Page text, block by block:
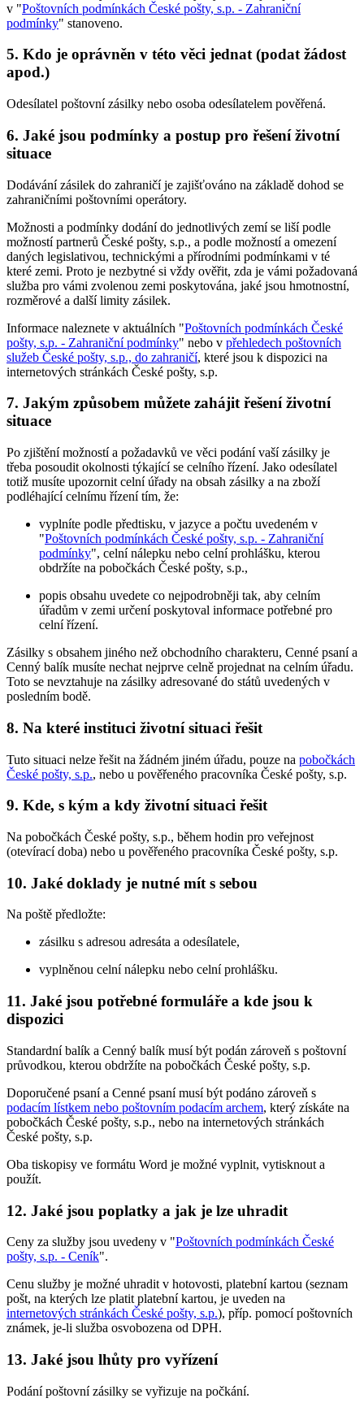
v "Poštovních podmínkách České pošty, s.p. - Zahraniční
podmínky" stanoveno.
5. Kdo je oprávněn v této věci jednat (podat žádost
apod.)
Odesílatel poštovní zásilky nebo osoba odesílatelem pověřená.
6. Jaké jsou podmínky a postup pro řešení životní
situace
Dodávání zásilek do zahraničí je zajišťováno na základě dohod se
zahraničními poštovními operátory.
Možnosti a podmínky dodání do jednotlivých zemí se liší podle
možností partnerů České pošty, s.p., a podle možností a omezení
daných legislativou, technickými a přírodními podmínkami v té
které zemi. Proto je nezbytné si vždy ověřit, zda je vámi požadovaná
služba pro vámi zvolenou zemi poskytována, jaké jsou hmotnostní,
rozměrové a další limity zásilek.
Informace naleznete v aktuálních "Poštovních podmínkách České
pošty, s.p. - Zahraniční podmínky" nebo v přehledech poštovních
služeb České pošty, s.p., do zahraničí, které jsou k dispozici na
internetových stránkách České pošty, s.p.
7. Jakým způsobem můžete zahájit řešení životní
situace
Po zjištění možností a požadavků ve věci podání vaší zásilky je
třeba posoudit okolnosti týkající se celního řízení. Jako odesílatel
totiž musíte upozornit celní úřady na obsah zásilky a na zboží
podléhající celnímu řízení tím, že:
vyplníte podle předtisku, v jazyce a počtu uvedeném v
"Poštovních podmínkách České pošty, s.p. - Zahraniční
podmínky", celní nálepku nebo celní prohlášku, kterou
obdržíte na pobočkách České pošty, s.p.,
popis obsahu uvedete co nejpodrobněji tak, aby celním
úřadům v zemi určení poskytoval informace potřebné pro
celní řízení.
Zásilky s obsahem jiného než obchodního charakteru, Cenné psaní a
Cenný balík musíte nechat nejprve celně projednat na celním úřadu.
Toto se nevztahuje na zásilky adresované do států uvedených v
posledním bodě.
8. Na které instituci životní situaci řešit
Tuto situaci nelze řešit na žádném jiném úřadu, pouze na pobočkách
České pošty, s.p., nebo u pověřeného pracovníka České pošty, s.p.
9. Kde, s kým a kdy životní situaci řešit
Na pobočkách České pošty, s.p., během hodin pro veřejnost
(otevírací doba) nebo u pověřeného pracovníka České pošty, s.p.
10. Jaké doklady je nutné mít s sebou
Na poště předložte:
zásilku s adresou adresáta a odesílatele,
vyplněnou celní nálepku nebo celní prohlášku.
11. Jaké jsou potřebné formuláře a kde jsou k
dispozici
Standardní balík a Cenný balík musí být podán zároveň s poštovní
průvodkou, kterou obdržíte na pobočkách České pošty, s.p.
Doporučené psaní a Cenné psaní musí být podáno zároveň s
podacím lístkem nebo poštovním podacím archem, který získáte na
pobočkách České pošty, s.p., nebo na internetových stránkách
České pošty, s.p.
Oba tiskopisy ve formátu Word je možné vyplnit, vytisknout a
použít.
12. Jaké jsou poplatky a jak je lze uhradit
Ceny za služby jsou uvedeny v "Poštovních podmínkách České
pošty, s.p. - Ceník".
Cenu služby je možné uhradit v hotovosti, platební kartou (seznam
pošt, na kterých lze platit platební kartou, je uveden na
internetových stránkách České pošty, s.p.), příp. pomocí poštovních
známek, je-li služba osvobozena od DPH.
13. Jaké jsou lhůty pro vyřízení
Podání poštovní zásilky se vyřizuje na počkání.